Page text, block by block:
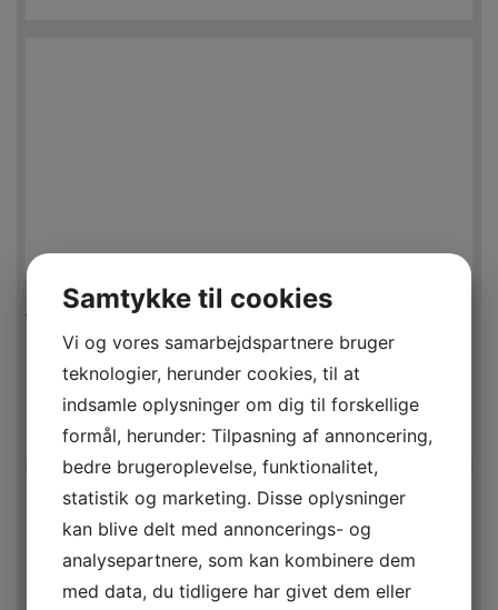
GIGA X-SERIEN G1 KOMPLET MÆLKEDYSE
450,00DKK EKSKL. MOMS
DKK INKL. MOMS
MERE INFO
Samtykke til cookies
Vi og vores samarbejdspartnere bruger
teknologier, herunder cookies, til at
indsamle oplysninger om dig til forskellige
formål, herunder: Tilpasning af annoncering,
bedre brugeroplevelse, funktionalitet,
statistik og marketing. Disse oplysninger
kan blive delt med annoncerings- og
analysepartnere, som kan kombinere dem
med data, du tidligere har givet dem eller